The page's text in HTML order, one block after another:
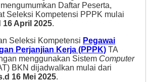
Daftar Peserta,
Seleksi Kompetensi PPPK mulai
16 April 2025.
Seleksi Kompetensi Pegawai
Perjanjian Kerja (PPPK) TA
menggunakan Sistem Computer
BKN dijadwalkan mulai dari
16 Mei 2025.